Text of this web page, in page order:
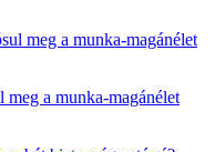
meg a munka-magánélet